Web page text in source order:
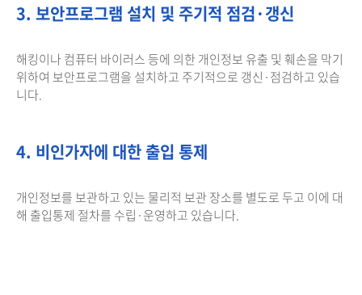
3. 보안프로그램 설치 및 주기적 점검·갱신
해킹이나 컴퓨터 바이러스 등에 의한 개인정보 유출 및 훼손을 막기
위하여 보안프로그램을 설치하고 주기적으로 갱신·점검하고 있습
니다.
4. 비인가자에 대한 출입 통제
개인정보를 보관하고 있는 물리적 보관 장소를 별도로 두고 이에 대
해 출입통제 절차를 수립·운영하고 있습니다.